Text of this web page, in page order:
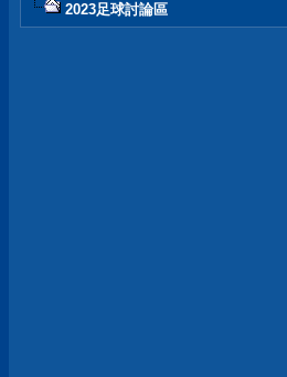
2023足球討論區